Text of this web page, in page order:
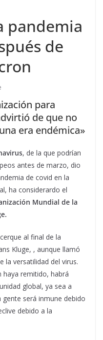
pandemia
de
para
de que no
era endémica»
, de la que podrían
antes de marzo, dio
de covid en la
ha considerardo el
Mundial de la
al final de la
Kluge, , aunque llamó
la versatilidad del virus.
haya remitido, habrá
global, ya sea a
será inmune debido
debido a la